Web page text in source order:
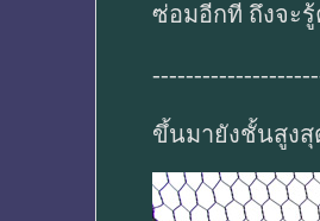
ซ่อมอีกที ถึงจะ
ขึ้นมายังชั้นสูงสุ